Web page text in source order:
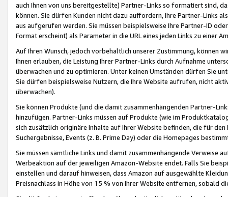
auch Ihnen von uns bereitgestellte) Partner-Links so formatiert sind,
können. Sie dürfen Kunden nicht dazu auffordern, Ihre Partner-Links
aus aufgerufen werden. Sie müssen beispielsweise Ihre Partner-ID
Format erscheint) als Parameter in die URL eines jeden Links zu einer
Auf Ihren Wunsch, jedoch vorbehaltlich unserer Zustimmung, können
Ihnen erlauben, die Leistung Ihrer Partner-Links durch Aufnahme
überwachen und zu optimieren. Unter keinen Umständen dürfen Sie
Sie dürfen beispielsweise Nutzern, die Ihre Website aufrufen, nicht
überwachen).
Sie können Produkte (und die damit zusammenhängenden Partner-
hinzufügen. Partner-Links müssen auf Produkte (wie im
sich zusätzlich originäre Inhalte auf Ihrer Website befinden, die für
Suchergebnisse, Events (z. B. Prime Day) oder die Homepages
Sie müssen sämtliche Links und damit zusammenhängende
Werbeaktion auf der jeweiligen Amazon-Website endet. Falls Sie
einstellen und darauf hinweisen, dass Amazon auf ausgewählte
Preisnachlass in Höhe von 15 % von Ihrer Website entfernen, sobald